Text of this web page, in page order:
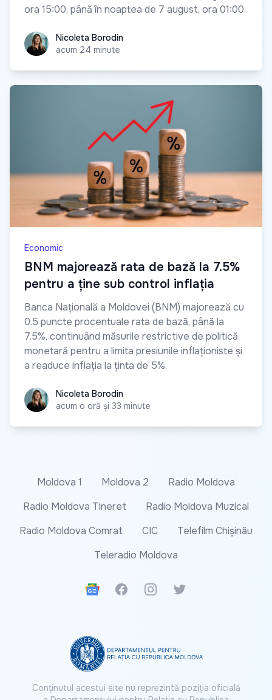
ora 15:00, până în noaptea de 7 august, ora 01:00.
Nicoleta Borodin
Nicoleta Borodin
acum 24 minute
Economic
BNM majorează rata de bază la 7.5%
pentru a ține sub control inflația
Banca Națională a Moldovei (BNM) majorează cu
0.5 puncte procentuale rata de bază, până la
7.5%, continuând măsurile restrictive de politică
monetară pentru a limita presiunile inflaționiste și
a readuce inflația la ținta de 5%.
Nicoleta Borodin
Nicoleta Borodin
acum o oră și 33 minute
Moldova 1 Moldova 2
Radio Moldova
Radio Moldova Tineret
Radio Moldova Muzical
Radio Moldova Comrat
CIC
Telefilm Chișinău
Teleradio Moldova
Google News
FacebookInstagramTwitter
Conținutul acestui site nu reprezintă poziția oficială